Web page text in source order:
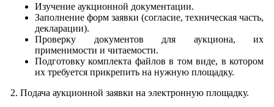
Изучение аукционной документации.
Заполнение форм заявки (согласие, техническая часть,
декларации).
Проверку документов для аукциона, их
применимости и читаемости.
Подготовку комплекта файлов в том виде, в котором
их требуется прикрепить на нужную площадку.
2. Подача аукционной заявки на электронную площадку.